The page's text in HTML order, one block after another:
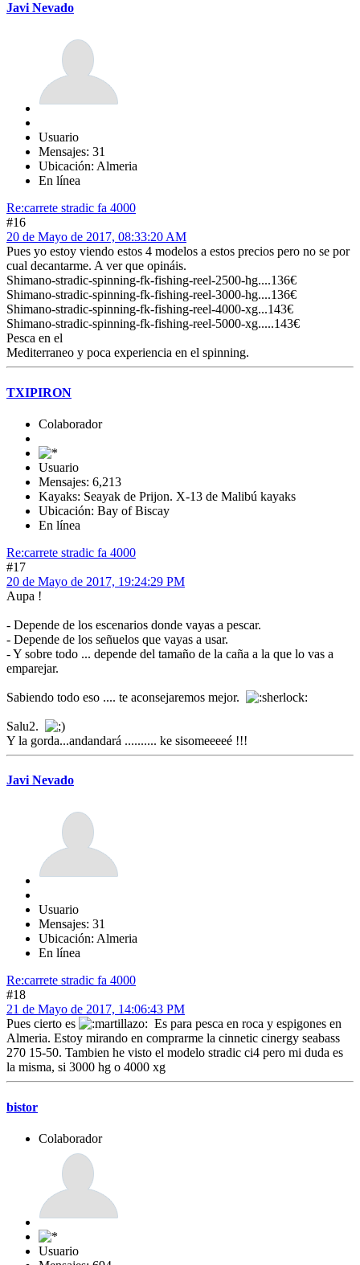
Javi Nevado
Usuario
Mensajes: 31
Ubicación: Almeria
En línea
Re:carrete stradic fa 4000
#16
20 de Mayo de 2017, 08:33:20 AM
Pues yo estoy viendo estos 4 modelos a estos precios pero no se por
cual decantarme. A ver que opináis.
Shimano-stradic-spinning-fk-fishing-reel-2500-hg....136€
Shimano-stradic-spinning-fk-fishing-reel-3000-hg....136€
Shimano-stradic-spinning-fk-fishing-reel-4000-xg...143€
Shimano-stradic-spinning-fk-fishing-reel-5000-xg.....143€
Pesca en el
Mediterraneo y poca experiencia en el spinning.
TXIPIRON
Colaborador
Usuario
Mensajes: 6,213
Kayaks: Seayak de Prijon. X-13 de Malibú kayaks
Ubicación: Bay of Biscay
En línea
Re:carrete stradic fa 4000
#17
20 de Mayo de 2017, 19:24:29 PM
Aupa !
- Depende de los escenarios donde vayas a pescar.
- Depende de los señuelos que vayas a usar.
- Y sobre todo ... depende del tamaño de la caña a la que lo vas a
emparejar.
Sabiendo todo eso .... te aconsejaremos mejor.
Salu2.
Y la gorda...andandará .......... ke sisomeeeeé !!!
Javi Nevado
Usuario
Mensajes: 31
Ubicación: Almeria
En línea
Re:carrete stradic fa 4000
#18
21 de Mayo de 2017, 14:06:43 PM
Pues cierto es
Es para pesca en roca y espigones en
Almeria. Estoy mirando en comprarme la cinnetic cinergy seabass
270 15-50. Tambien he visto el modelo stradic ci4 pero mi duda es
la misma, si 3000 hg o 4000 xg
bistor
Colaborador
Usuario